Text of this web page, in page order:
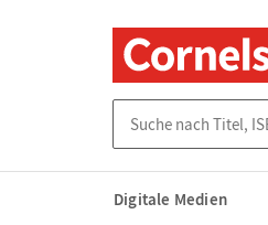
Digitale Medien